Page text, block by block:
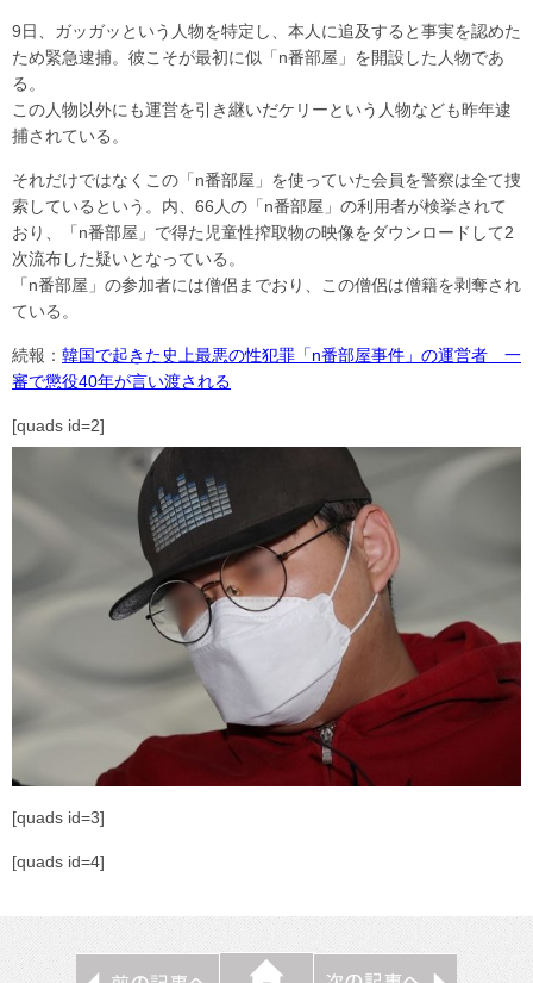
9日、ガッガッという人物を特定し、本人に追及すると事実を認めた
ため緊急逮捕。彼こそが最初に似「n番部屋」を開設した人物であ
る。
この人物以外にも運営を引き継いだケリーという人物なども昨年逮
捕されている。
それだけではなくこの「n番部屋」を使っていた会員を警察は全て捜
索しているという。内、66人の「n番部屋」の利用者が検挙されて
おり、「n番部屋」で得た児童性搾取物の映像をダウンロードして2
次流布した疑いとなっている。
「n番部屋」の参加者には僧侶までおり、この僧侶は僧籍を剥奪され
ている。
続報： 韓国で起きた史上最悪の性犯罪「n番部屋事件」の運営者 一
審で懲役40年が言い渡される
[quads id=2]
[quads id=3]
[quads id=4]